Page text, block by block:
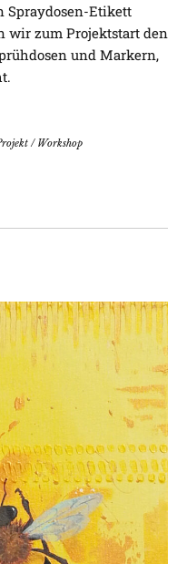
Spraydosen-Etikett
wir zum Projektstart den
und Markern,
/ Workshop